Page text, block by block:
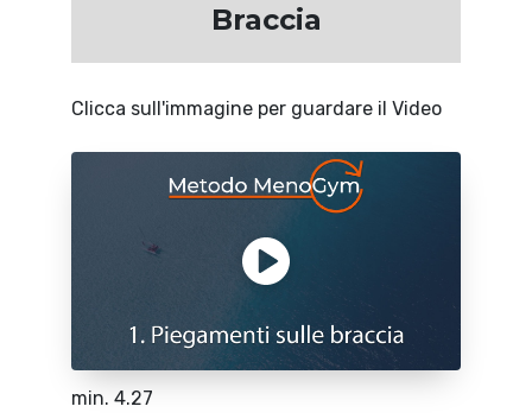
Braccia
Clicca sull'immagine per guardare il Video
min. 4.27